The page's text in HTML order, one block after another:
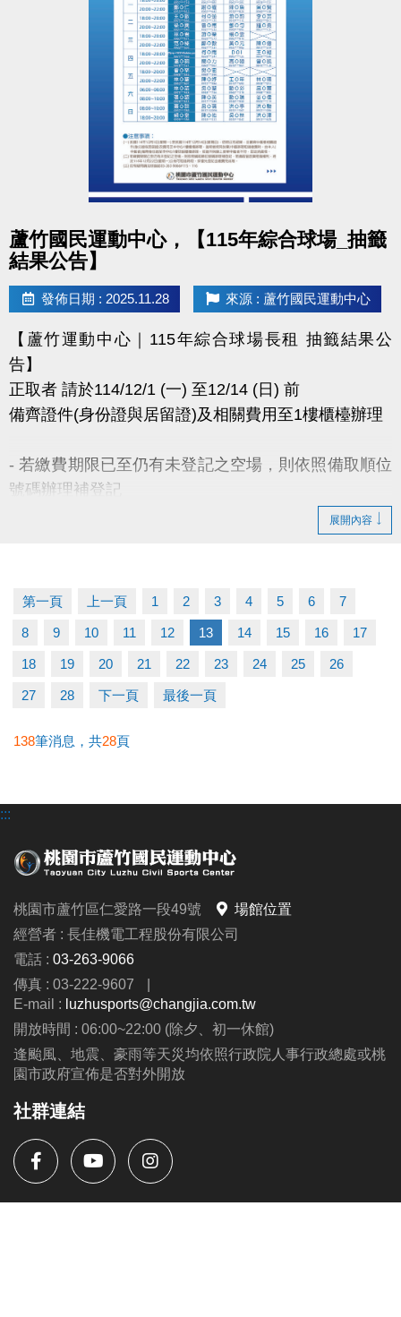
https://www.lzsports.com.tw/zh_TW/news/pageID/1/
FB : @桃園市蘆竹國民運動中心
IG : @luzhusports
蘆竹國民運動中心，【115年綜合球場_抽籤
結果公告】
發佈日期 : 2025.11.28 來源 : 蘆竹國民運動中心
【蘆竹運動中心｜115年綜合球場長租 抽籤結果公
告】
正取者 請於114/12/1 (一) 至12/14 (日) 前
備齊證件(身份證與居留證)及相關費用至1樓櫃檯辦理
- 若繳費期限已至仍有未登記之空場，則依照備取順位
號碼辦理補登記
- 若備取皆放棄租借權利，將於114年12月22日(一)公
佈可租借時段，採優先登記並繳費 完成制。
- 如有未盡事宜，以中心櫃台人員說明為主。
官網 :
https://www.lzsports.com.tw/zh_TW/news/pageID/1/
IG : @luzhusports
展開內容
第一頁 上一頁 1 2 3 4 5 6 7
8 9 10 11 12 13 14 15 16 17
18 19 20 21 22 23 24 25 26
27 28 下一頁 最後一頁
138筆消息，共28頁
:::
桃園市蘆竹區仁愛路一段49號
場館位置
經營者 : 長佳機電工程股份有限公司
電話 : 03-263-9066
傳真 : 03-222-9607
|
E-mail : luzhusports@changjia.com.tw
開放時間 : 06:00~22:00 (除夕、初一休館)
逢颱風、地震、豪雨等天災均依照行政院人事行政總處或桃
園市政府宣佈是否對外開放
社群連結